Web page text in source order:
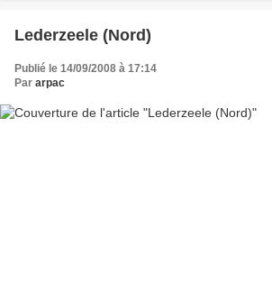
Lederzeele (Nord)
Publié le 14/09/2008 à 17:14
Par arpac